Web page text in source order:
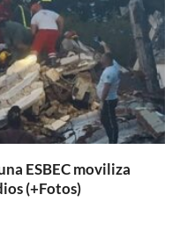
ESBEC moviliza
(+Fotos)